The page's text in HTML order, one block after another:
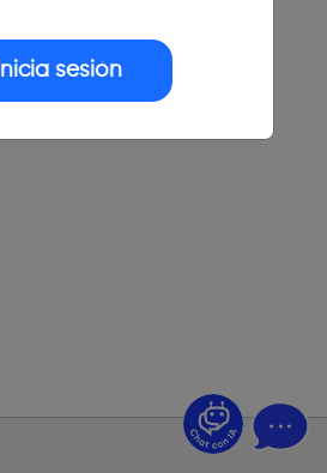
Inicia sesión